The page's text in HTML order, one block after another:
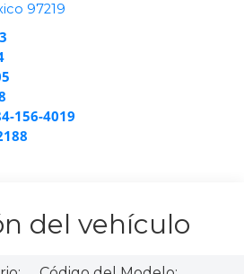
97219
156-4019
del vehículo